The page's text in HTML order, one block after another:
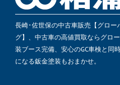
長崎･佐世保の中古車販売【グロー
グ】、中古車の高値買取ならグロ
装ブース完備、安心のGC車検と同
になる鈑金塗装もおまかせ。